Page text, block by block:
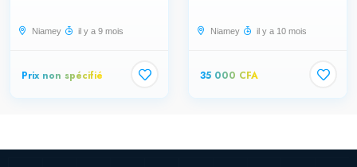
Niamey il y a 9 mois
Prix non spécifié
Niamey il y a 10 mois
35 000 CFA